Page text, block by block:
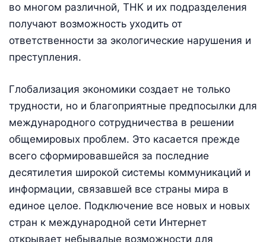
во многом различной, ТНК и их подразделения
получают возможность уходить от
ответственности за экологические нарушения и
преступления.
Глобализация экономики создает не только
трудности, но и благоприятные предпосылки для
международного сотрудничества в решении
общемировых проблем. Это касается прежде
всего сформировавшейся за последние
десятилетия широкой системы коммуникаций и
информации, связавшей все страны мира в
единое целое. Подключение все новых и новых
стран к международной сети Интернет
открывает небывалые возможности для